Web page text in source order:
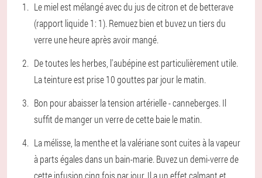
Le miel est mélangé avec du jus de citron et de betterave
(rapport liquide 1: 1). Remuez bien et buvez un tiers du
verre une heure après avoir mangé.
De toutes les herbes, l'aubépine est particulièrement utile.
La teinture est prise 10 gouttes par jour le matin.
Bon pour abaisser la tension artérielle - canneberges. Il
suffit de manger un verre de cette baie le matin.
La mélisse, la menthe et la valériane sont cuites à la vapeur
à parts égales dans un bain-marie. Buvez un demi-verre de
cette infusion cinq fois par jour. Il a un effet calmant et